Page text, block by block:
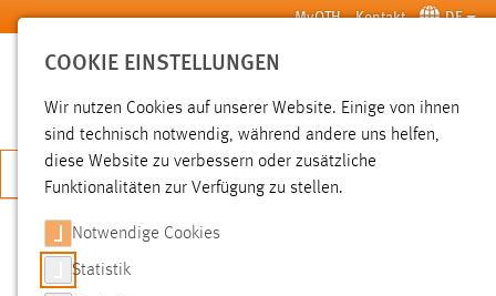
Zum Hauptinhalt springen MyOTH Kontakt DE
SUCHE
JETZT BEWERBEN
SUCHE
COOKIE EINSTELLUNGEN
Wir nutzen Cookies auf unserer Website. Einige von ihnen
sind technisch notwendig, während andere uns helfen,
diese Website zu verbessern oder zusätzliche
Funktionalitäten zur Verfügung zu stellen.
Notwendige Cookies
Statistik